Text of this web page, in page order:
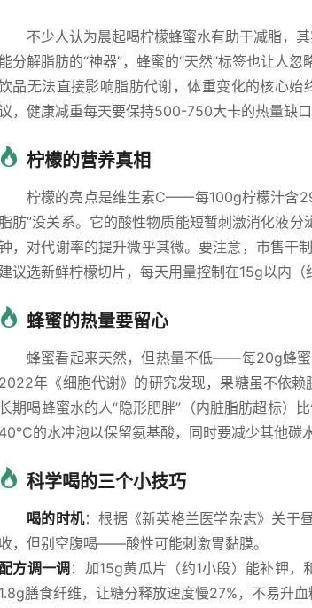
不少人认为晨起喝柠檬蜂蜜水有助于减脂，
能分解脂肪的“神器”，蜂蜜的“天然”标签也让人
品无法直接影响脂肪代谢，体重变化的核心始
，健康减重每天要保持500-750大卡的热量缺
柠檬的营养真相
柠檬的亮点是维生素C——每100g柠檬汁含
脂肪”没关系。它的酸性物质能短暂刺激消化液
，对代谢率的提升微乎其微。要注意，市售干
建议选新鲜柠檬切片，每天用量控制在15g以内（
蜂蜜的热量要留心
蜂蜜看起来天然，但热量不低——每20g蜂蜜
2022年《细胞代谢》的研究发现，果糖虽不依赖
长期喝蜂蜜水的人“隐形肥胖”（内脏脂肪超标）
40℃的水冲泡以保留氨基酸，同时要减少其他碳
科学喝的三个小技巧
喝的时机：根据《新英格兰医学杂志》关于
收，但别空腹喝——酸性可能刺激胃黏膜。
配方调一调 ：加15g黄瓜片（约1小段）能补钾
1.8g膳食纤维，让糖分释放速度慢27%，不易升血